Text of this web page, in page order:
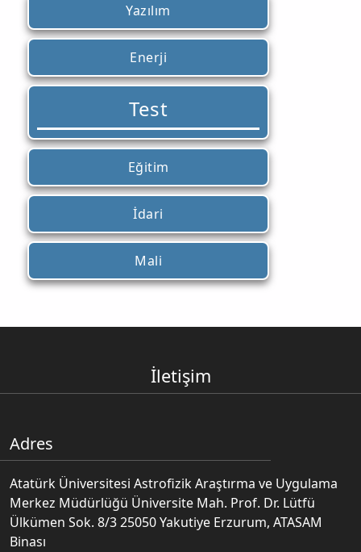
Yazılım
Enerji
Test
Eğitim
İdari
Mali
İletişim
Adres
Atatürk Üniversitesi Astrofizik Araştırma ve Uygulama
Merkez Müdürlüğü Üniversite Mah. Prof. Dr. Lütfü
Ülkümen Sok. 8/3 25050 Yakutiye Erzurum, ATASAM
Binası